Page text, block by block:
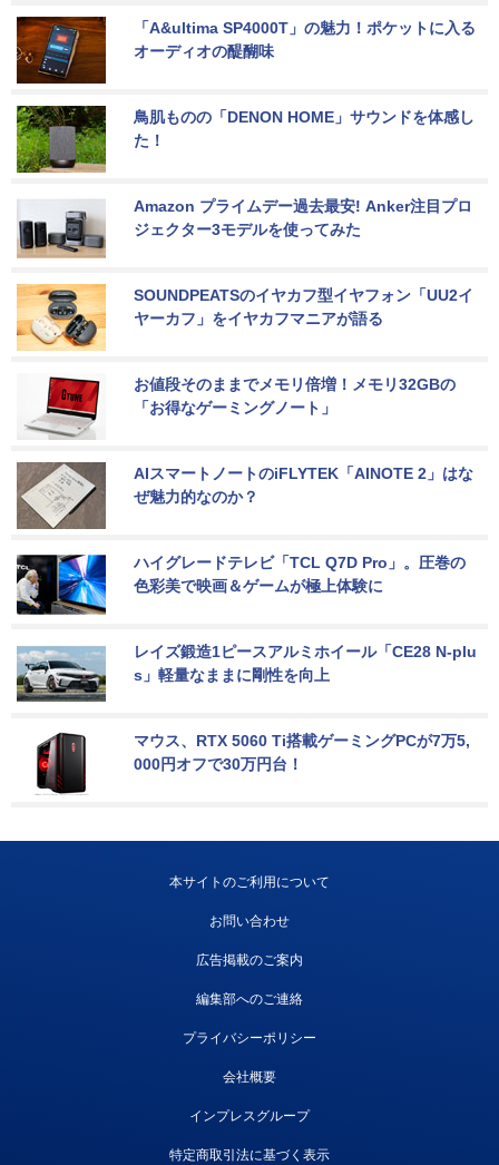
「A&ultima SP4000T」の魅力！ポケットに入る
オーディオの醍醐味
鳥肌ものの「DENON HOME」サウンドを体感し
た！
Amazon プライムデー過去最安! Anker注目プロ
ジェクター3モデルを使ってみた
SOUNDPEATSのイヤカフ型イヤフォン「UU2イ
ヤーカフ」をイヤカフマニアが語る
お値段そのままでメモリ倍増！メモリ32GBの
「お得なゲーミングノート」
AIスマートノートのiFLYTEK「AINOTE 2」はな
ぜ魅力的なのか？
ハイグレードテレビ「TCL Q7D Pro」。圧巻の
色彩美で映画＆ゲームが極上体験に
レイズ鍛造1ピースアルミホイール「CE28 N-plu
s」軽量なままに剛性を向上
マウス、RTX 5060 Ti搭載ゲーミングPCが7万5,
000円オフで30万円台！
本サイトのご利用について
お問い合わせ
広告掲載のご案内
編集部へのご連絡
プライバシーポリシー
会社概要
インプレスグループ
特定商取引法に基づく表示